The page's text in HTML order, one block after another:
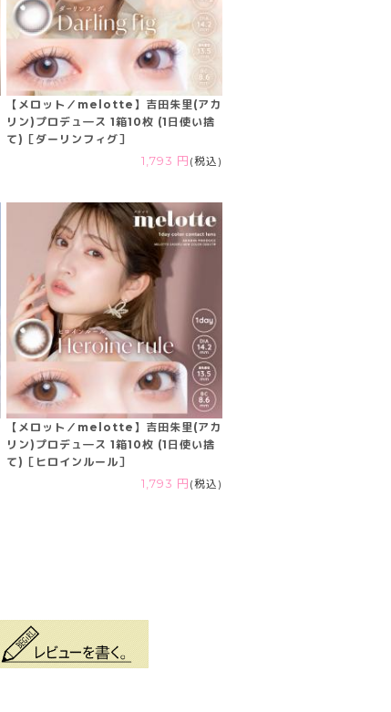
【メロット／melotte】吉田朱里(アカ
リン)プロデュ―ス 1箱10枚 (1日使い捨
て)［ダーリンフィグ］
1,793 円 (税込)
【メロット／melotte】吉田朱里(アカ
リン)プロデュ―ス 1箱10枚 (1日使い捨
て)［ヒロインルール］
1,793 円 (税込)